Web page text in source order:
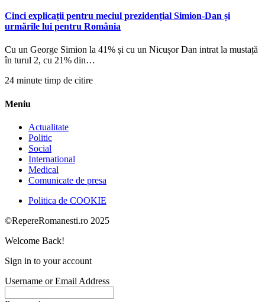
Cinci explicații pentru meciul prezidențial Simion-Dan și
urmările lui pentru România
Cu un George Simion la 41% și cu un Nicușor Dan intrat la mustață
în turul 2, cu 21% din…
24 minute timp de citire
Meniu
Actualitate
Politic
Social
International
Medical
Comunicate de presa
Politica de COOKIE
©RepereRomanesti.ro 2025
Welcome Back!
Sign in to your account
Username or Email Address